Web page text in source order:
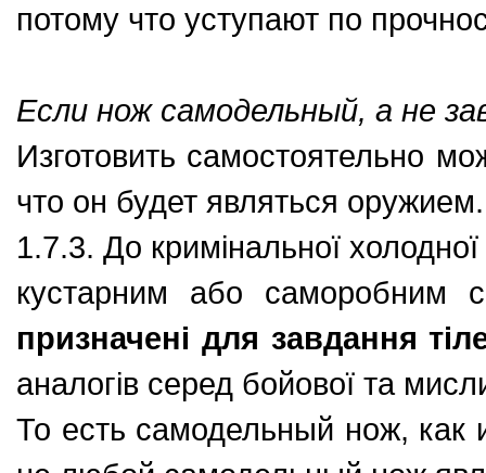
потому что уступают по
Если нож самодельный, а не
Изготовить самостоятельно
что он будет являться оружием.
1.7.3. До кримінальної холодної
кустарним або саморобним
призначені для завдання
аналогів серед бойової та
То есть самодельный нож,